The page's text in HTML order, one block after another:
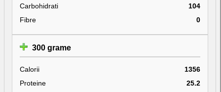
Carbohidrati
104
Fibre
0
300 grame
Calorii
1356
Proteine
25.2